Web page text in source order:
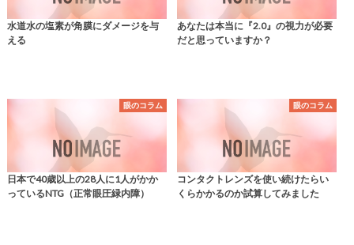
水道水の塩素が角膜にダメージを与
える
あなたは本当に『2.0』の視力が必要
だと思っていますか？
眼のコラム
日本で40歳以上の28人に1人がかか
っているNTG（正常眼圧緑内障）
眼のコラム
コンタクトレンズを使い続けたらい
くらかかるのか試算してみました